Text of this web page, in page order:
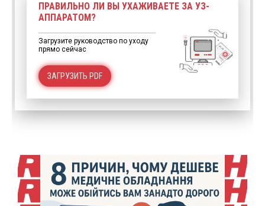
ПРАВИЛЬНО ЛИ ВЫ УХАЖИВАЕТЕ ЗА УЗ-
АППАРАТОМ?
Загрузите руководство по уходу
прямо сейчас
ЗАГРУЗИТЬ PDF